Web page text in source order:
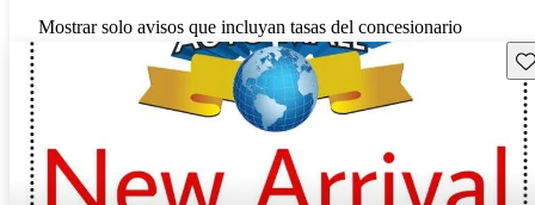
Mostrar solo avisos que incluyan tasas del concesionario